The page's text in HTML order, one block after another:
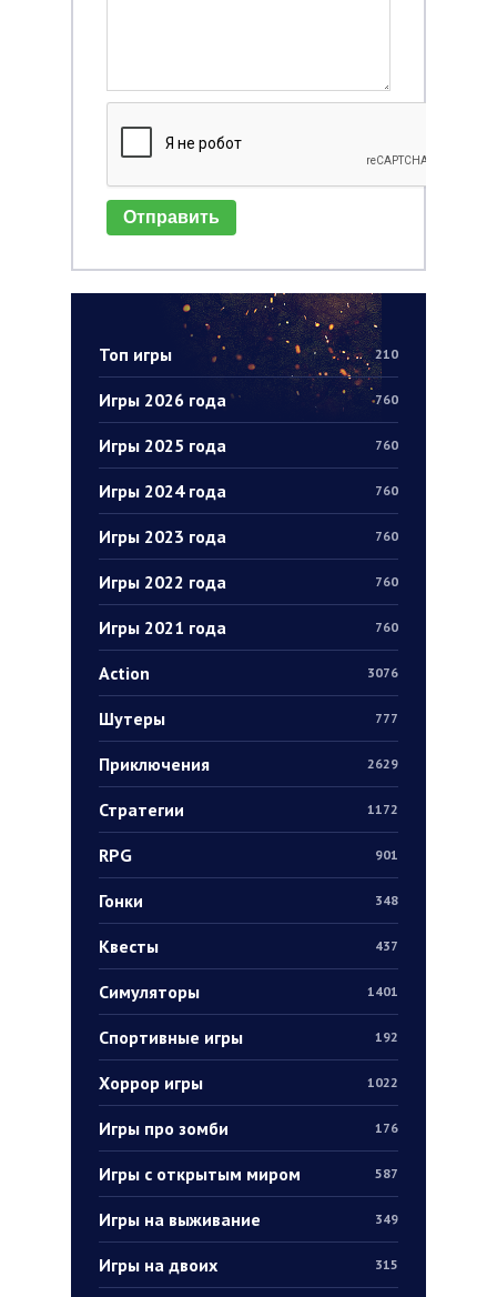
Топ игры 210
Игры 2026 года 760
Игры 2025 года 760
Игры 2024 года 760
Игры 2023 года 760
Игры 2022 года 760
Игры 2021 года 760
Action 3076
Шутеры 777
Приключения 2629
Стратегии 1172
RPG 901
Гонки 348
Квесты 437
Симуляторы 1401
Спортивные игры 192
Хоррор игры 1022
Игры про зомби 176
Игры с открытым миром 587
Игры на выживание 349
Игры на двоих 315
Отправить